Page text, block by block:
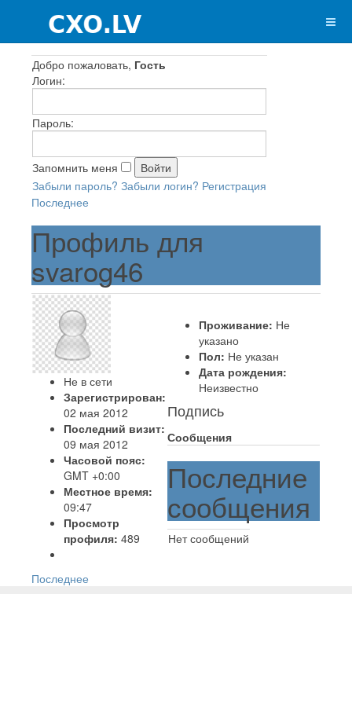
Добро пожаловать, Гость
Логин:
Пароль:
Запомнить меня
Забыли пароль? Забыли логин? Регистрация
Последнее
Профиль для
svarog46
Не в сети
Зарегистрирован:
02 мая 2012
Последний визит:
09 мая 2012
Часовой пояс:
GMT +0:00
Местное время:
09:47
Просмотр
профиля: 489
Проживание: Не
указано
Пол: Не указан
Дата рождения:
Неизвестно
Подпись
Сообщения
Последние
сообщения
Нет сообщений
Последнее